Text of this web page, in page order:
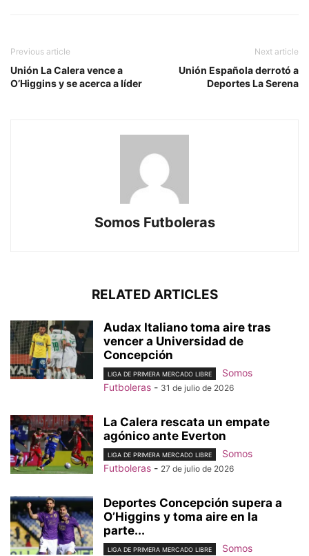
Previous article
Unión La Calera vence a
O’Higgins y se acerca a líder
Next article
Unión Española derrotó a
Deportes La Serena
Somos Futboleras
RELATED ARTICLES
Audax Italiano toma aire tras
vencer a Universidad de
Concepción
LIGA DE PRIMERA MERCADO LIBRE
Somos
Futboleras - 31 de julio de 2026
La Calera rescata un empate
agónico ante Everton
LIGA DE PRIMERA MERCADO LIBRE
Somos
Futboleras - 27 de julio de 2026
Deportes Concepción supera a
O’Higgins y toma aire en la
parte...
LIGA DE PRIMERA MERCADO LIBRE
Somos